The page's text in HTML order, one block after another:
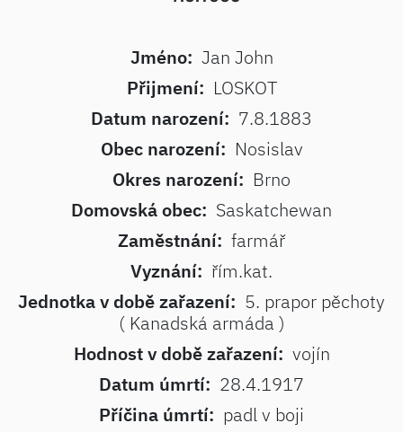
Jméno: Jan John
Přijmení: LOSKOT
Datum narození: 7.8.1883
Obec narození: Nosislav
Okres narození: Brno
Domovská obec: Saskatchewan
Zaměstnání: farmář
Vyznání: řím.kat.
Jednotka v době zařazení: 5. prapor pěchoty
( Kanadská armáda )
Hodnost v době zařazení: vojín
Datum úmrtí: 28.4.1917
Příčina úmrtí: padl v boji